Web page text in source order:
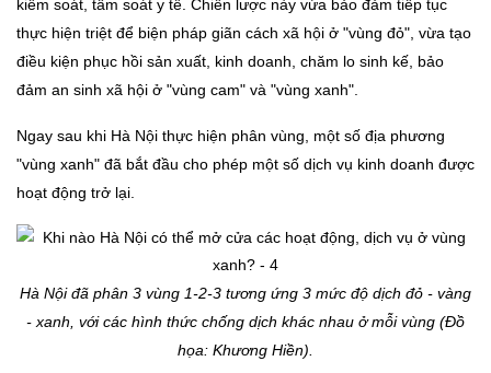
kiểm soát, tầm soát y tế. Chiến lược này vừa bảo đảm tiếp tục
thực hiện triệt để biện pháp giãn cách xã hội ở "vùng đỏ", vừa tạo
điều kiện phục hồi sản xuất, kinh doanh, chăm lo sinh kế, bảo
đảm an sinh xã hội ở "vùng cam" và "vùng xanh".
Ngay sau khi Hà Nội thực hiện phân vùng, một số địa phương
"vùng xanh" đã bắt đầu cho phép một số dịch vụ kinh doanh được
hoạt động trở lại.
Hà Nội đã phân 3 vùng 1-2-3 tương ứng 3 mức độ dịch đỏ - vàng
- xanh, với các hình thức chống dịch khác nhau ở mỗi vùng (Đồ
họa: Khương Hiền).